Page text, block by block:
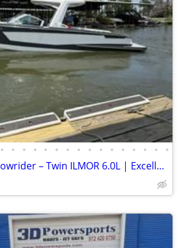
• • • • • • • • • • • • • • • •
2021 Aviara AV32 Bowrider – Twin ILMOR 6.0L | Excellent Condition